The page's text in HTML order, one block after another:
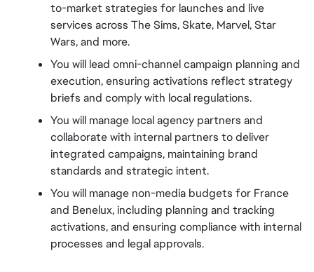
to-market strategies for launches and live
services across The Sims, Skate, Marvel, Star
Wars, and more.
You will lead omni-channel campaign planning and
execution, ensuring activations reflect strategy
briefs and comply with local regulations.
You will manage local agency partners and
collaborate with internal partners to deliver
integrated campaigns, maintaining brand
standards and strategic intent.
You will manage non-media budgets for France
and Benelux, including planning and tracking
activations, and ensuring compliance with internal
processes and legal approvals.